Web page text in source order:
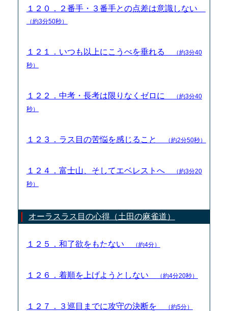
１２０．２番手・３番手との点差は意識しない
（約3分50秒）
１２１．いつも以上にこうべを垂れる
（約3分40
秒）
１２２．中考・長考は限りなくゼロに
（約3分40
秒）
１２３．ラス目の苦悩を感じること （約2分50秒）
１２４．富士山、そしてエベレストへ
（約3分20
秒）
オーラスラス目の心得（土田の麻雀道）
１２５．和了欲をもたない （約4分）
１２６．着順を上げようとしない （約4分20秒）
１２７．３巡目までに攻守の決断を （約5分）